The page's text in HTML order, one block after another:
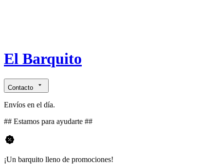
El Barquito
Contacto
Envíos en el día.
## Estamos para ayudarte ##
¡Un barquito lleno de promociones!